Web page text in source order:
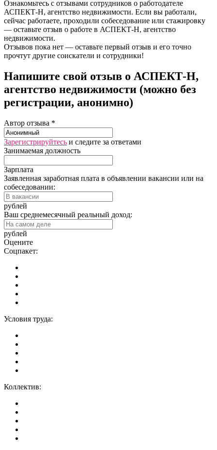
Ознакомьтесь с отзывами сотрудников о работодателе
АСПЕКТ-Н, агентство недвижимости. Если вы работали,
сейчас работаете, проходили собеседование или стажировку
— оставьте отзыв о работе в АСПЕКТ-Н, агентство
недвижимости.
Отзывов пока нет — оставьте первый отзыв и его точно
прочтут другие соискатели и сотрудники!
Напишите свой отзыв о АСПЕКТ-Н,
агентство недвижимости (можно без
регистрации, анонимно)
Автор отзыва *
Зарегистрируйтесь и следите за ответами
Занимаемая должность
Зарплата
Заявленная заработная плата в объявлении вакансии или на
собеседовании:
рублей
Ваш среднемесячный реальный доход:
рублей
Оцените
Соцпакет:
Условия труда:
Коллектив: